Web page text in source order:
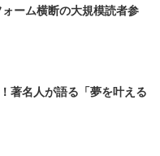
ーム横断の大規模読者参
著名人が語る「夢を叶える